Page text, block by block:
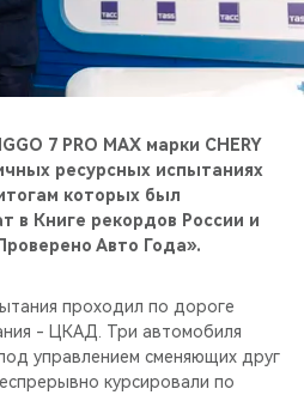
7 PRO MAX марки CHERY
ресурсных испытаниях
которых был
в Книге рекордов России и
Авто Года».
проходил по дороге
- ЦКАД. Три автомобиля
управлением сменяющих друг
курсировали по